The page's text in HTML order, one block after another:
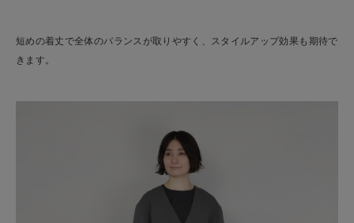
短めの着丈で全体のバランスが取りやすく、スタイルアップ効果も期待で
きます。